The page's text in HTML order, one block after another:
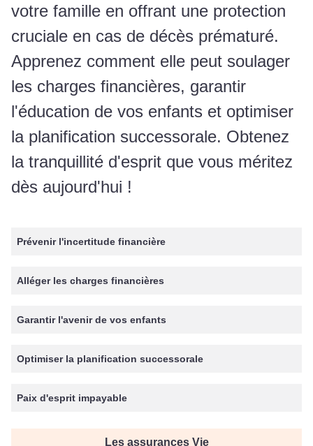
votre famille en offrant une protection
cruciale en cas de décès prématuré.
Apprenez comment elle peut soulager
les charges financières, garantir
l'éducation de vos enfants et optimiser
la planification successorale. Obtenez
la tranquillité d'esprit que vous méritez
dès aujourd'hui !
Prévenir l'incertitude financière
Alléger les charges financières
Garantir l'avenir de vos enfants
Optimiser la planification successorale
Paix d'esprit impayable
Les assurances Vie